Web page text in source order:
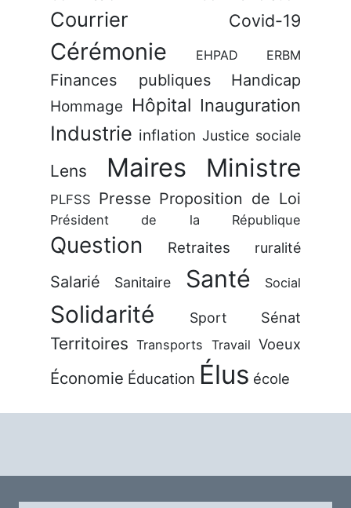
Courrier Covid-19
Cérémonie EHPAD ERBM
Finances publiques Handicap
Hommage Hôpital Inauguration
Industrie inflation Justice sociale
Lens Maires Ministre
PLFSS Presse Proposition de Loi
Président de la République
Question Retraites ruralité
Salarié Sanitaire Santé Social
Solidarité Sport Sénat
Territoires Transports Travail Voeux
Économie Éducation Élus école